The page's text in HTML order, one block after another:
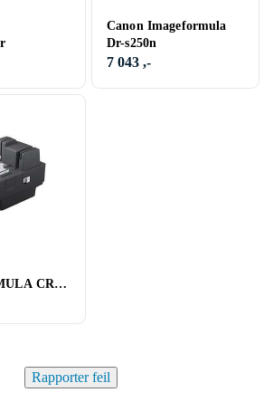
Canon Imageformula
Dr-s250n
7 043 ,-
CR-
Rapporter feil